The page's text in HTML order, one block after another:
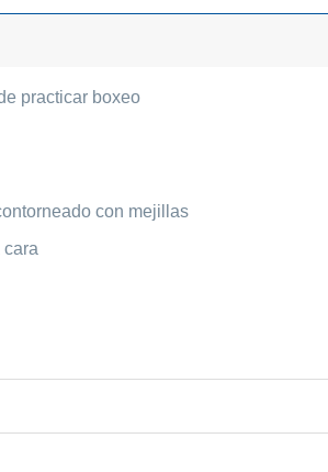
practicar boxeo
con mejillas
cara